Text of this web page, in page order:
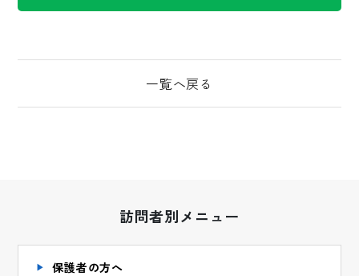
一覧へ戻る
訪問者別メニュー
保護者の方へ